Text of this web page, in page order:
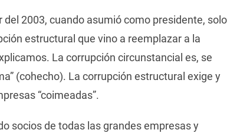
del 2003, cuando asumió como presidente, solo
estructural que vino a reemplazar a la
La corrupción circunstancial es, se
(cohecho). La corrupción estructural exige y
“coimeadas”.
socios de todas las grandes empresas y